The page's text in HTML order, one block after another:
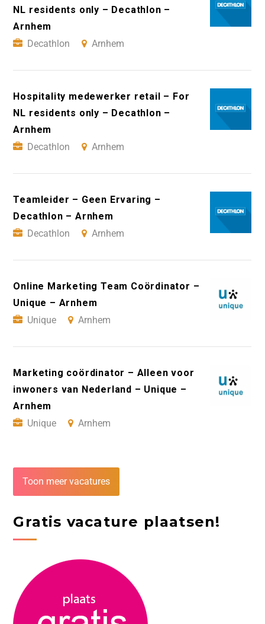
NL residents only – Decathlon –
Arnhem
Decathlon
Arnhem
Hospitality medewerker retail – For
NL residents only – Decathlon –
Arnhem
Decathlon
Arnhem
Teamleider – Geen Ervaring –
Decathlon – Arnhem
Decathlon
Arnhem
Online Marketing Team Coördinator –
Unique – Arnhem
Unique
Arnhem
Marketing coördinator – Alleen voor
inwoners van Nederland – Unique –
Arnhem
Unique
Arnhem
Toon meer vacatures
Gratis vacature plaatsen!